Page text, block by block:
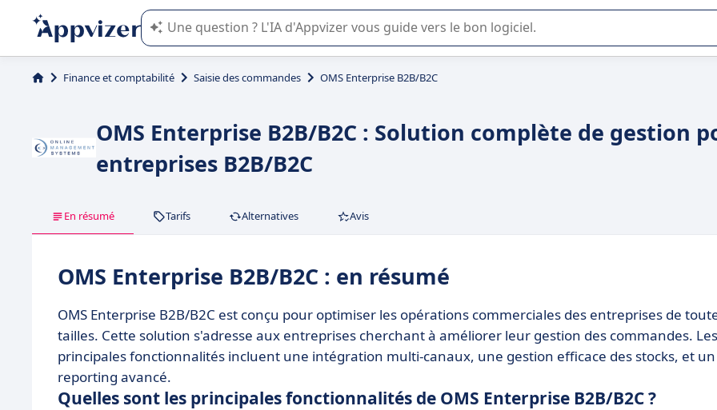
L'IA de Appvizer vous guide dans l'utilisation ou la sélection de logiciel SaaS en entreprise.
Finance et comptabilité Saisie des commandes OMS Enterprise B2B/B2C
OMS Enterprise B2B/B2C : Solution complète de gestion
entreprises B2B/B2C
En résumé Tarifs Alternatives Avis
OMS Enterprise B2B/B2C : en résumé
OMS Enterprise B2B/B2C est conçu pour optimiser les opérations commerciales des entreprises de
tailles. Cette solution s'adresse aux entreprises cherchant à améliorer leur gestion des commandes. Les
principales fonctionnalités incluent une intégration multi-canaux, une gestion efficace des stocks, et un
reporting avancé.
Quelles sont les principales fonctionnalités de OMS Enterprise B2B/B2C ?